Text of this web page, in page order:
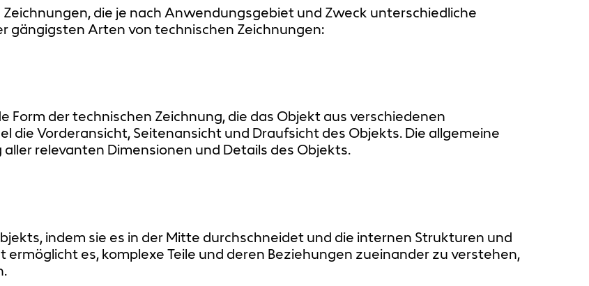
die je nach Anwendungsgebiet und Zweck unterschiedliche
gängigsten Arten von technischen Zeichnungen:
Form der technischen Zeichnung, die das Objekt aus verschiedenen
die Vorderansicht, Seitenansicht und Draufsicht des Objekts. Die allgemeine
relevanten Dimensionen und Details des Objekts.
indem sie es in der Mitte durchschneidet und die internen Strukturen und
es, komplexe Teile und deren Beziehungen zueinander zu verstehen,